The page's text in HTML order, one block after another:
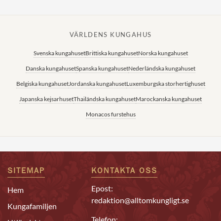
VÄRLDENS KUNGAHUS
Svenska kungahusetBrittiska kungahusetNorska kungahuset
Danska kungahusetSpanska kungahusetNederländska kungahuset
Belgiska kungahusetJordanska kungahusetLuxemburgska storhertighuset
Japanska kejsarhusetThailändska kungahusetMarockanska kungahuset
Monacos furstehus
SITEMAP
Hem
Kungafamiljen
KONTAKTA OSS
Epost:
redaktion@alltomkungligt.se